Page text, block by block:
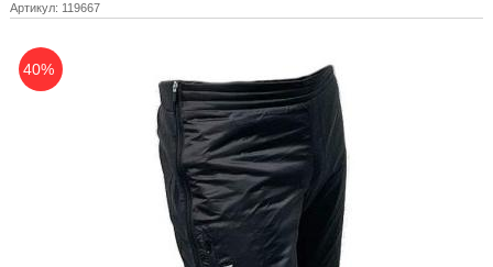
Артикул: 119667
40%